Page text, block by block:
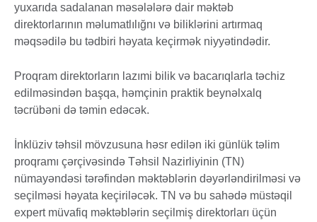
yuxarıda sadalanan məsələlərə dair məktəb
direktorlarının məlumatlılığnı və biliklərini artırmaq
məqsədilə bu tədbiri həyata keçirmək niyyətindədir.
Proqram direktorların lazımi bilik və bacarıqlarla təchiz
edilməsindən başqa, həmçinin praktik beynəlxalq
təcrübəni də təmin edəcək.
İnklüziv təhsil mövzusuna həsr edilən iki günlük təlim
proqramı çərçivəsində Təhsil Nazirliyinin (TN)
nümayəndəsi tərəfindən məktəblərin dəyərləndirilməsi və
seçilməsi həyata keçiriləcək. TN və bu sahədə müstəqil
expert müvafiq məktəblərin seçilmiş direktorları üçün